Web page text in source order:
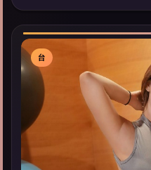
检索同类型高分佳作，畅享
台